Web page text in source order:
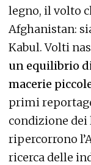
legno, il volto
Afghanistan:
Kabul. Volti
un equilibrio
macerie
primi
condizione
ripercorrono
ricerca delle